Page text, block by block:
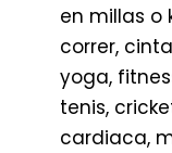
en millas o
correr,
yoga,
tenis,
cardiaca,